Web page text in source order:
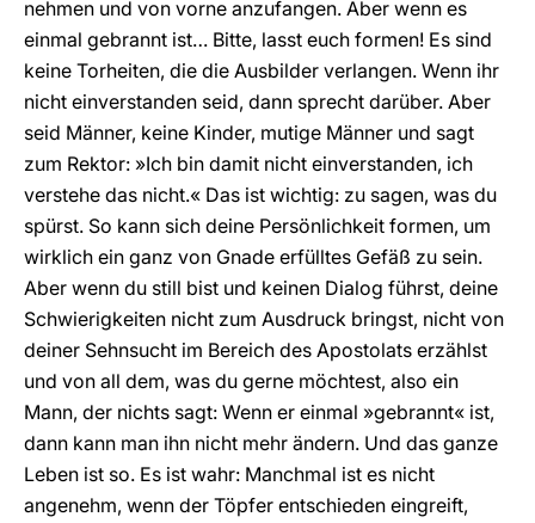
nehmen und von vorne anzufangen. Aber wenn es
einmal gebrannt ist… Bitte, lasst euch formen! Es sind
keine Torheiten, die die Ausbilder verlangen. Wenn ihr
nicht einverstanden seid, dann sprecht darüber. Aber
seid Männer, keine Kinder, mutige Männer und sagt
zum Rektor: »Ich bin damit nicht einverstanden, ich
verstehe das nicht.« Das ist wichtig: zu sagen, was du
spürst. So kann sich deine Persönlichkeit formen, um
wirklich ein ganz von Gnade erfülltes Gefäß zu sein.
Aber wenn du still bist und keinen Dialog führst, deine
Schwierigkeiten nicht zum Ausdruck bringst, nicht von
deiner Sehnsucht im Bereich des Apostolats erzählst
und von all dem, was du gerne möchtest, also ein
Mann, der nichts sagt: Wenn er einmal »gebrannt« ist,
dann kann man ihn nicht mehr ändern. Und das ganze
Leben ist so. Es ist wahr: Manchmal ist es nicht
angenehm, wenn der Töpfer entschieden eingreift,